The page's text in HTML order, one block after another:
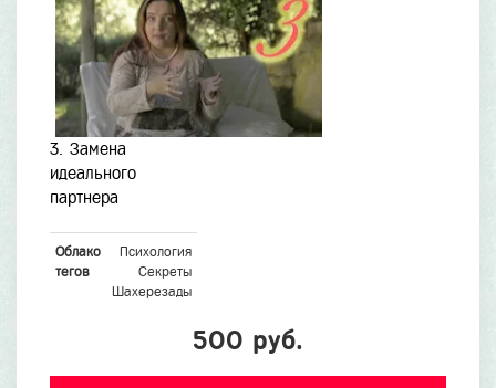
3. Замена
идеального
партнера
Облако
тегов
Психология
Секреты
Шахерезады
500 руб.